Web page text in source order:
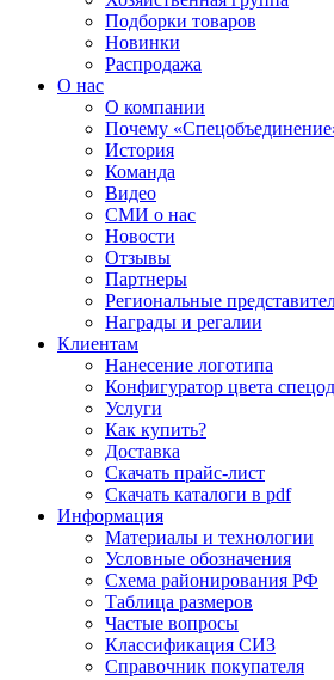
Подборки товаров
Новинки
Распродажа
О нас
О компании
Почему
История
Команда
Видео
СМИ о нас
Новости
Отзывы
Партнеры
Региональные
Награды и регалии
Клиентам
Нанесение логотипа
Конфигуратор цвета
Услуги
Как купить?
Доставка
Скачать прайс-лист
Скачать каталоги в pdf
Информация
Материалы и технологии
Условные обозначения
Схема районирования РФ
Таблица размеров
Частые вопросы
Классификация СИЗ
Справочник покупателя